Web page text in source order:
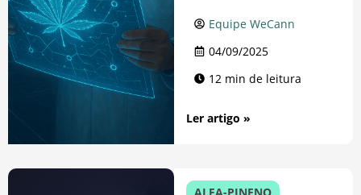
Equipe WeCann
04/09/2025
12 min de leitura
Ler artigo »